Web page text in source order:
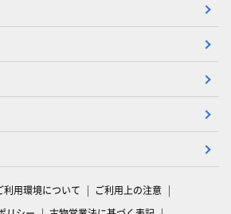
利用環境について
ご利用上の注意